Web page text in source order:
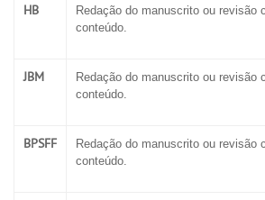
HB
Redação do manuscrito ou revisão
conteúdo.
JBM
Redação do manuscrito ou revisão
conteúdo.
BPSFF
Redação do manuscrito ou revisão
conteúdo.